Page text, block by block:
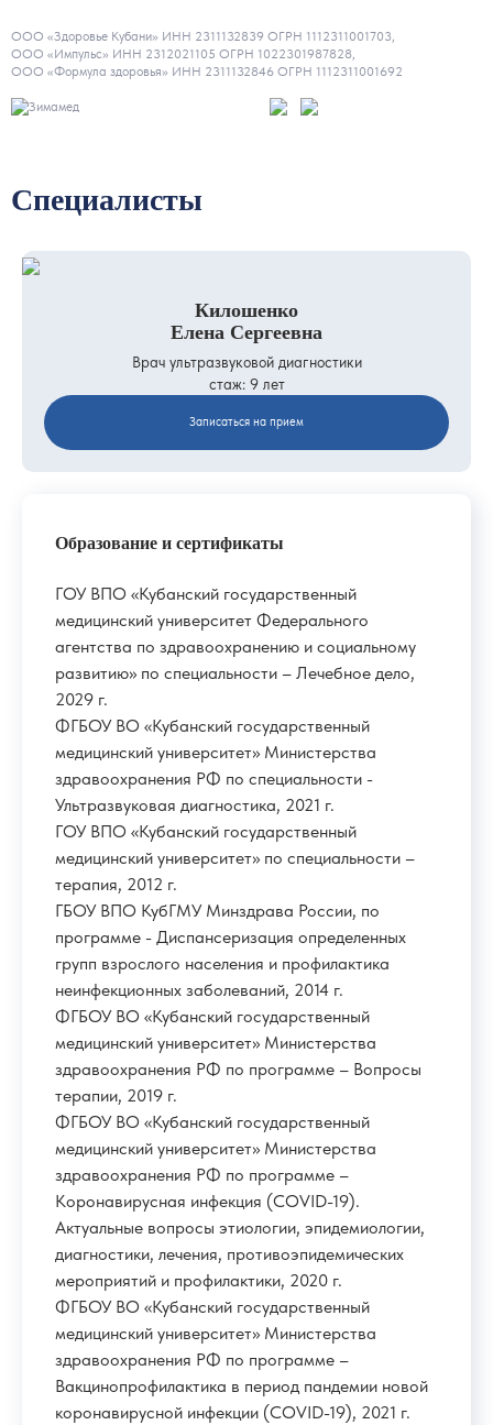
ООО «Здоровье Кубани» ИНН 2311132839 ОГРН 1112311001703,
ООО «Импульс» ИНН 2312021105 ОГРН 1022301987828,
ООО «Формула здоровья» ИНН 2311132846 ОГРН 1112311001692
Специалисты
Килошенко
Елена Сергеевна
Врач ультразвуковой диагностики
стаж: 9 лет
Записаться на прием
Образование и сертификаты
ГОУ ВПО «Кубанский государственный
медицинский университет Федерального
агентства по здравоохранению и социальному
развитию» по специальности – Лечебное дело,
2029 г.
ФГБОУ ВО «Кубанский государственный
медицинский университет» Министерства
здравоохранения РФ по специальности -
Ультразвуковая диагностика, 2021 г.
ГОУ ВПО «Кубанский государственный
медицинский университет» по специальности –
терапия, 2012 г.
ГБОУ ВПО КубГМУ Минздрава России, по
программе - Диспансеризация определенных
групп взрослого населения и профилактика
неинфекционных заболеваний, 2014 г.
ФГБОУ ВО «Кубанский государственный
медицинский университет» Министерства
здравоохранения РФ по программе – Вопросы
терапии, 2019 г.
ФГБОУ ВО «Кубанский государственный
медицинский университет» Министерства
здравоохранения РФ по программе –
Коронавирусная инфекция (COVID-19).
Актуальные вопросы этиологии, эпидемиологии,
диагностики, лечения, противоэпидемических
мероприятий и профилактики, 2020 г.
ФГБОУ ВО «Кубанский государственный
медицинский университет» Министерства
здравоохранения РФ по программе –
Вакцинопрофилактика в период пандемии новой
коронавирусной инфекции (COVID-19), 2021 г.